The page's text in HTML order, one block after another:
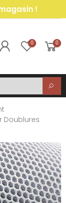
!
0 0
Doublures